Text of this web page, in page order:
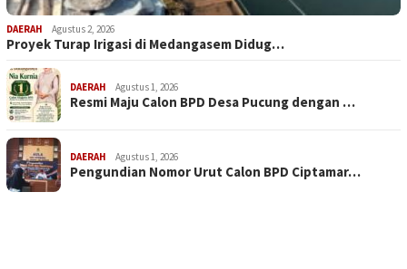
DAERAH Agustus 2, 2026
Proyek Turap Irigasi di Medangasem Didug…
DAERAH Agustus 1, 2026
Resmi Maju Calon BPD Desa Pucung dengan …
DAERAH Agustus 1, 2026
Pengundian Nomor Urut Calon BPD Ciptamar…